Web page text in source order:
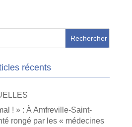
récents
! » : À Amfreville-Saint-
rongé par les « médecines